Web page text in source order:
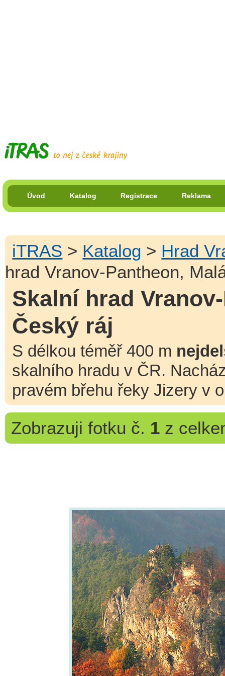
Úvod Katalog Registrace Reklama
iTRAS > Katalog > Hrad
hrad Vranov-Pantheon,
Skalní hrad
Český ráj
S délkou téměř 400 m
skalního hradu v ČR.
pravém břehu řeky Jizery v
Zobrazuji fotku č. 1z